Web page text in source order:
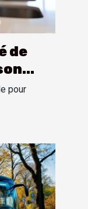
de
pour